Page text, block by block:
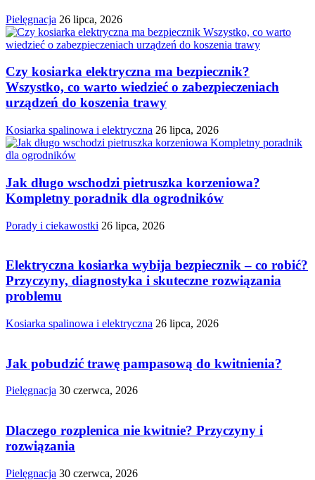
Pielęgnacja 26 lipca, 2026
Czy kosiarka elektryczna ma bezpiecznik?
Wszystko, co warto wiedzieć o zabezpieczeniach
urządzeń do koszenia trawy
Kosiarka spalinowa i elektryczna 26 lipca, 2026
Jak długo wschodzi pietruszka korzeniowa?
Kompletny poradnik dla ogrodników
Porady i ciekawostki 26 lipca, 2026
Elektryczna kosiarka wybija bezpiecznik – co robić?
Przyczyny, diagnostyka i skuteczne rozwiązania
problemu
Kosiarka spalinowa i elektryczna 26 lipca, 2026
Jak pobudzić trawę pampasową do kwitnienia?
Pielęgnacja 30 czerwca, 2026
Dlaczego rozplenica nie kwitnie? Przyczyny i
rozwiązania
Pielęgnacja 30 czerwca, 2026